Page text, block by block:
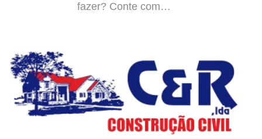
fazer? Conte com…